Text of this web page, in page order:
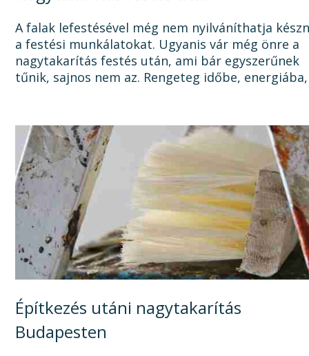
A falak lefestésével még nem nyilváníthatja
a festési munkálatokat. Ugyanis vár még önre a
nagytakarítás festés után, ami bár egyszerűnek
tűnik, sajnos nem az. Rengeteg időbe,
Építkezés utáni nagytakarítás
Budapesten